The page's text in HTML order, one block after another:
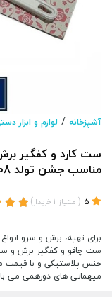
آشپزخانه / لوازم و ابزار
ست کارد و کفگیر
مناسب جشن تولد HCK-008
(امتیاز 1خریدار)
برای تهیه، برش و سرو
ست چاقو و کفگیر برش و
جنس پلاستیکی و با قیمت
میهمانی های دورهمی می